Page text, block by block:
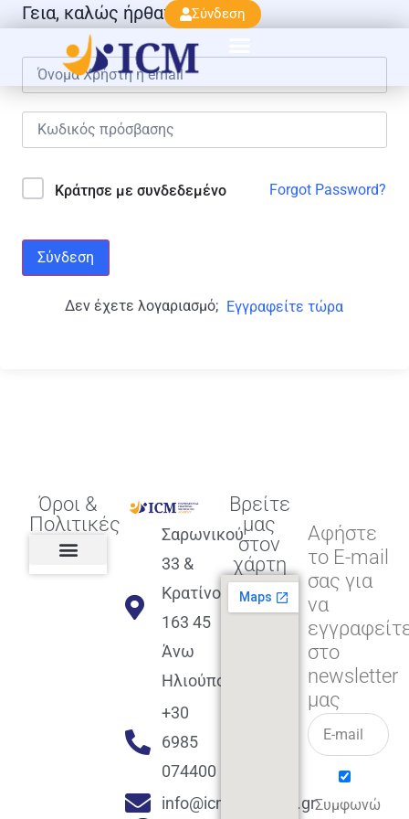
Σύνδεση
Γεια, καλώς ήρθατε πάλι!
Κράτησε με συνδεδεμένο Forgot Password?
Σύνδεση
Δεν έχετε λογαριασμό; Εγγραφείτε τώρα
Όροι &
Πολιτικές
Σαρωνικού
33 &
Κρατίνου
163 45
Άνω
Ηλιούπολη
+30
6985
074400
info@icmacademy.gr
Βρείτε
μας
στον
χάρτη
Αφήστε
το E-mail
σας για
να
στο
newsletter
μας
Συμφωνώ